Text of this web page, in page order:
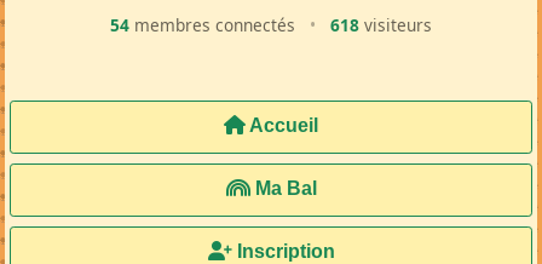
54 membres connectés • 618 visiteurs
Accueil
Ma Bal
Inscription